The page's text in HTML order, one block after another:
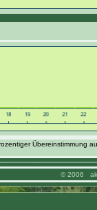
Übereinstimmung
© 2006